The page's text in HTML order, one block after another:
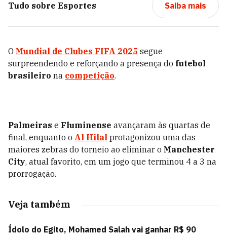
Tudo sobre Esportes Saiba mais
O Mundial de Clubes FIFA 2025 segue
surpreendendo e reforçando a presença do futebol
brasileiro na competição.
Palmeiras e Fluminense avançaram às quartas de
final, enquanto o Al Hilal protagonizou uma das
maiores zebras do torneio ao eliminar o Manchester
City, atual favorito, em um jogo que terminou 4 a 3 na
prorrogação.
Veja também
Ídolo do Egito, Mohamed Salah vai ganhar R$ 90